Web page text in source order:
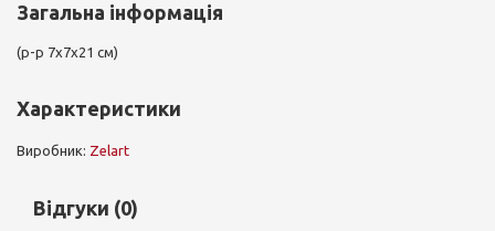
Загальна інформація
(р-р 7х7х21 см)
Характеристики
Виробник: Zelart
Відгуки (0)